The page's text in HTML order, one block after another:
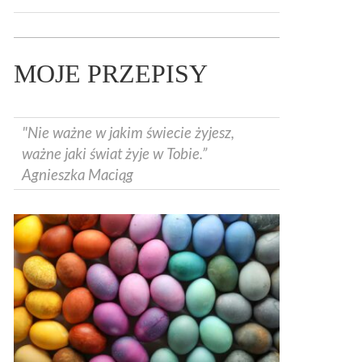
MOJE PRZEPISY
"Nie ważne w jakim świecie żyjesz,
ważne jaki świat żyje w Tobie.”
Agnieszka Maciąg